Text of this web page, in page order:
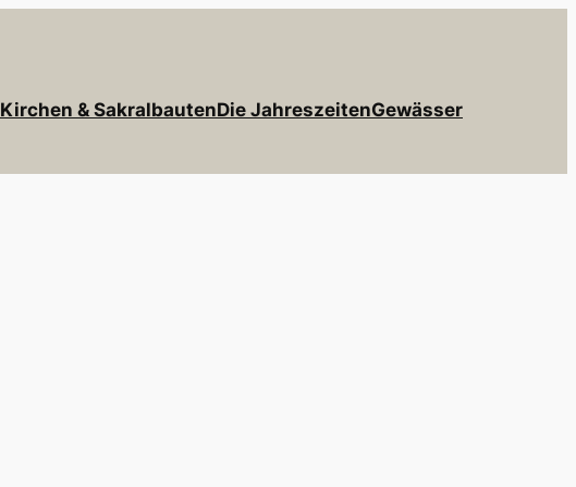
Kirchen & SakralbautenDie JahreszeitenGewässer